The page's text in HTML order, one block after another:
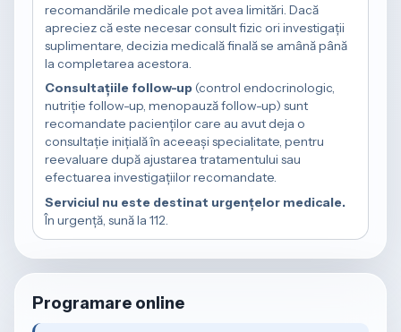
recomandările medicale pot avea limitări. Dacă
apreciez că este necesar consult fizic ori investigații
suplimentare, decizia medicală finală se amână până
la completarea acestora.
Consultațiile follow-up (control endocrinologic,
nutriție follow-up, menopauză follow-up) sunt
recomandate pacienților care au avut deja o
consultație inițială în aceeași specialitate, pentru
reevaluare după ajustarea tratamentului sau
efectuarea investigațiilor recomandate.
Serviciul nu este destinat urgențelor medicale.
În urgență, sună la 112.
Programare online